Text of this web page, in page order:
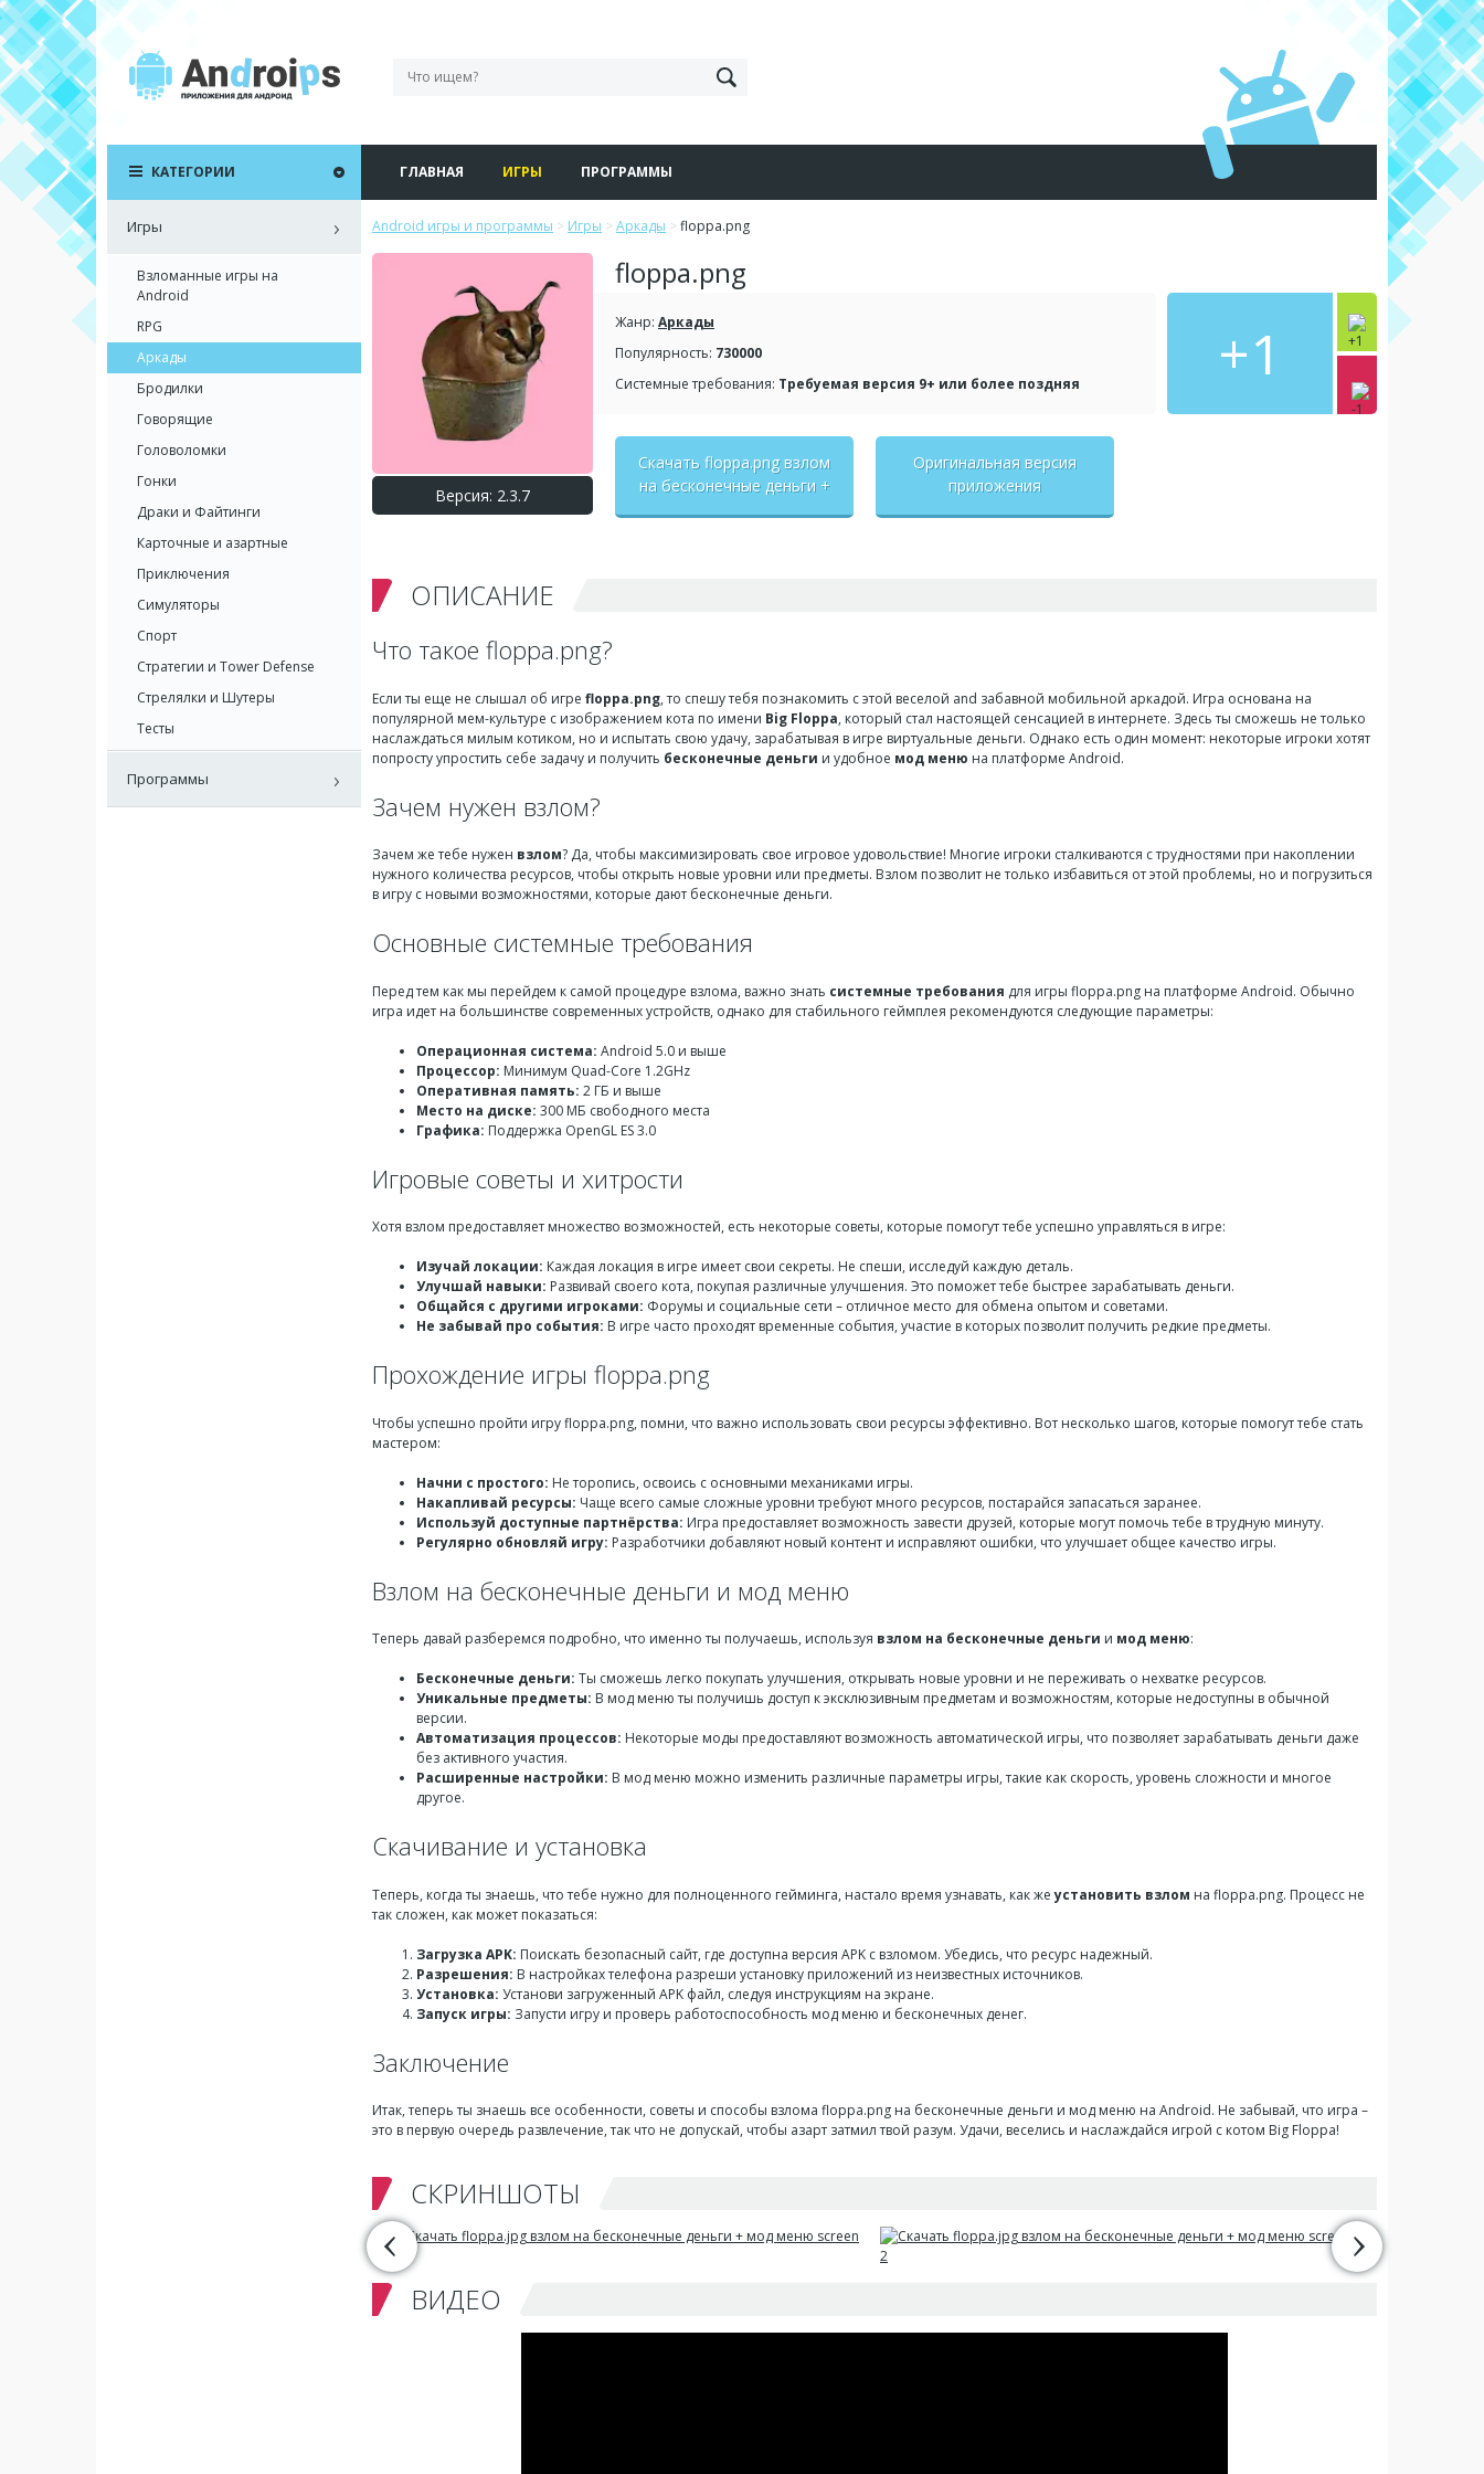
ГЛАВНАЯ ИГРЫ ПРОГРАММЫ
Android игры и программы > Игры > Аркады > floppa.png
Версия: 2.3.7
floppa.png
+1
Жанр: Аркады
Популярность: 730000
Системные требования: Требуемая версия 9+ или более поздняя
Скачать floppa.png взлом
на бесконечные деньги +
Оригинальная версия
приложения
ОПИСАНИЕ
Что такое floppa.png?
Если ты еще не слышал об игре floppa.png, то спешу тебя познакомить с этой веселой and забавной мобильной аркадой. Игра основана на
популярной мем-культуре с изображением кота по имени Big Floppa, который стал настоящей сенсацией в интернете. Здесь ты сможешь не только
наслаждаться милым котиком, но и испытать свою удачу, зарабатывая в игре виртуальные деньги. Однако есть один момент: некоторые игроки хотят
попросту упростить себе задачу и получить бесконечные деньги и удобное мод меню на платформе Android.
Зачем нужен взлом?
Зачем же тебе нужен взлом? Да, чтобы максимизировать свое игровое удовольствие! Многие игроки сталкиваются с трудностями при накоплении
нужного количества ресурсов, чтобы открыть новые уровни или предметы. Взлом позволит не только избавиться от этой проблемы, но и погрузиться
в игру с новыми возможностями, которые дают бесконечные деньги.
Основные системные требования
Перед тем как мы перейдем к самой процедуре взлома, важно знать системные требования для игры floppa.png на платформе Android. Обычно
игра идет на большинстве современных устройств, однако для стабильного геймплея рекомендуются следующие параметры:
Операционная система: Android 5.0 и выше
Процессор: Минимум Quad-Core 1.2GHz
Оперативная память: 2 ГБ и выше
Место на диске: 300 МБ свободного места
Графика: Поддержка OpenGL ES 3.0
Игровые советы и хитрости
Хотя взлом предоставляет множество возможностей, есть некоторые советы, которые помогут тебе успешно управляться в игре:
Изучай локации: Каждая локация в игре имеет свои секреты. Не спеши, исследуй каждую деталь.
Улучшай навыки: Развивай своего кота, покупая различные улучшения. Это поможет тебе быстрее зарабатывать деньги.
Общайся с другими игроками: Форумы и социальные сети – отличное место для обмена опытом и советами.
Не забывай про события: В игре часто проходят временные события, участие в которых позволит получить редкие предметы.
Прохождение игры floppa.png
Чтобы успешно пройти игру floppa.png, помни, что важно использовать свои ресурсы эффективно. Вот несколько шагов, которые помогут тебе стать
мастером:
Начни с простого: Не торопись, освоись с основными механиками игры.
Накапливай ресурсы: Чаще всего самые сложные уровни требуют много ресурсов, постарайся запасаться заранее.
Используй доступные партнёрства: Игра предоставляет возможность завести друзей, которые могут помочь тебе в трудную минуту.
Регулярно обновляй игру: Разработчики добавляют новый контент и исправляют ошибки, что улучшает общее качество игры.
Взлом на бесконечные деньги и мод меню
Теперь давай разберемся подробно, что именно ты получаешь, используя взлом на бесконечные деньги и мод меню:
Бесконечные деньги: Ты сможешь легко покупать улучшения, открывать новые уровни и не переживать о нехватке ресурсов.
Уникальные предметы: В мод меню ты получишь доступ к эксклюзивным предметам и возможностям, которые недоступны в обычной
версии.
Автоматизация процессов: Некоторые моды предоставляют возможность автоматической игры, что позволяет зарабатывать деньги даже
без активного участия.
Расширенные настройки: В мод меню можно изменить различные параметры игры, такие как скорость, уровень сложности и многое
другое.
Скачивание и установка
Теперь, когда ты знаешь, что тебе нужно для полноценного гейминга, настало время узнавать, как жеустановить взлом на floppa.png. Процесс не
так сложен, как может показаться:
Загрузка APK: Поискать безопасный сайт, где доступна версия APK с взломом. Убедись, что ресурс надежный.
Разрешения: В настройках телефона разреши установку приложений из неизвестных источников.
Установка: Установи загруженный APK файл, следуя инструкциям на экране.
Запуск игры: Запусти игру и проверь работоспособность мод меню и бесконечных денег.
Заключение
Итак, теперь ты знаешь все особенности, советы и способы взлома floppa.png на бесконечные деньги и мод меню на Android. Не забывай, что игра –
это в первую очередь развлечение, так что не допускай, чтобы азарт затмил твой разум. Удачи, веселись и наслаждайся игрой с котом Big Floppa!
СКРИНШОТЫ
ВИДЕО
КАТЕГОРИИ
Игры
Взломанные игры на
Android
RPG
Аркады
Бродилки
Говорящие
Головоломки
Гонки
Драки и Файтинги
Карточные и азартные
Приключения
Симуляторы
Спорт
Стратегии и Tower Defense
Стрелялки и Шутеры
Тесты
Программы